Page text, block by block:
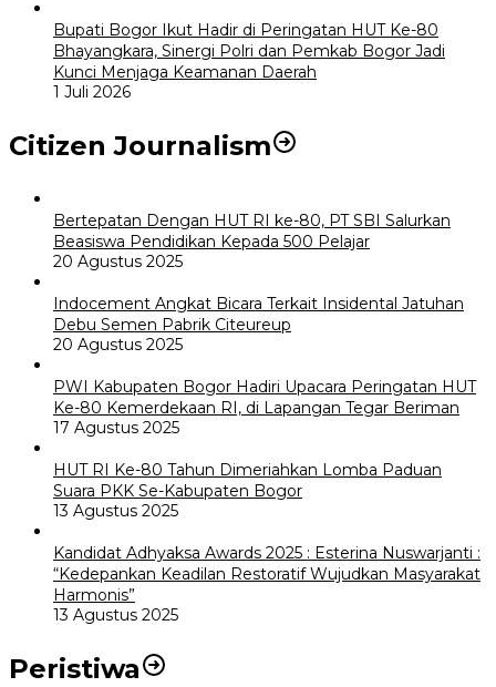
Bupati Bogor Ikut Hadir di Peringatan HUT Ke-80
Bhayangkara, Sinergi Polri dan Pemkab Bogor Jadi
Kunci Menjaga Keamanan Daerah
1 Juli 2026
Citizen Journalism
Bertepatan Dengan HUT RI ke-80, PT SBI Salurkan
Beasiswa Pendidikan Kepada 500 Pelajar
20 Agustus 2025
Indocement Angkat Bicara Terkait Insidental Jatuhan
Debu Semen Pabrik Citeureup
20 Agustus 2025
PWI Kabupaten Bogor Hadiri Upacara Peringatan HUT
Ke-80 Kemerdekaan RI, di Lapangan Tegar Beriman
17 Agustus 2025
HUT RI Ke-80 Tahun Dimeriahkan Lomba Paduan
Suara PKK Se-Kabupaten Bogor
13 Agustus 2025
Kandidat Adhyaksa Awards 2025 : Esterina Nuswarjanti :
“Kedepankan Keadilan Restoratif Wujudkan Masyarakat
Harmonis”
13 Agustus 2025
Peristiwa